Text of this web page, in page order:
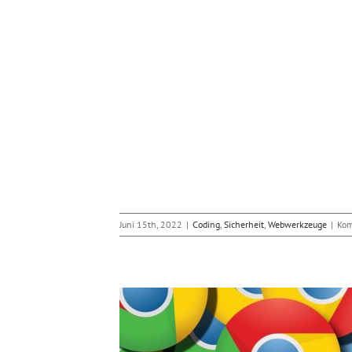
Juni 15th, 2022 | Coding, Sicherheit, Webwerkzeuge |